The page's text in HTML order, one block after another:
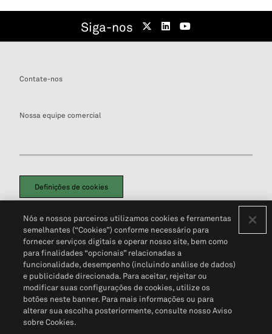
Siga-nos
Contate-nos
Nossa equipe comercial
Definições de cookies
Política de PrivacidadePortal de privacidade do cliente (em inglês)
Não Venda Minhas Informações Pessoais© 2026 S&P Global
Nós e nossos parceiros utilizamos cookies e ferramentas
semelhantes (“Cookies”) conforme necessário para
fornecer serviços digitais e operar nosso site, bem como
para finalidades “opcionais” relacionadas a
funcionalidade, desempenho (incluindo análise de dados)
e publicidade direcionada. Para aceitar, rejeitar ou
modificar suas configurações de cookies, utilize os
botões neste banner. Para mais informações ou para
alterar sua escolha posteriormente, consulte nosso Aviso
sobre Cookies.